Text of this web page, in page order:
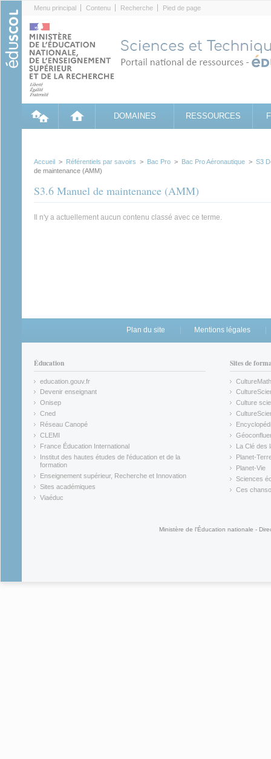
Menu principal Contenu Recherche Pied de page
DOMAINES RESSOURCES
Accueil > Référentiels par savoirs > Bac Pro > Bac Pro Aéronautique > S3
de maintenance (AMM)
S3.6 Manuel de maintenance (AMM)
Il n'y a actuellement aucun contenu classé avec ce terme.
Plan du site Mentions légales
Éducation
education.gouv.fr
(link is external)
Devenir enseignant
(link is external)
Onisep
(link is external)
Cned
(link is external)
Réseau Canopé
(link is external)
CLEMI
(link is external)
France Éducation International
(link is external)
Institut des hautes études de l'éducation et de la
formation
(link is external)
Enseignement supérieur, Recherche et Innovation
(link is external)
Sites académiques
(link is external)
Viaéduc
Sites de
CultureMath
(link is
(link is
Culture
(link is
(link is
(link is
La Clé des
(link is
Planet-
(link is
Planet-Vie
(link is
Sciences
(link is
Ces
Ministère de l'Éducation nationale -